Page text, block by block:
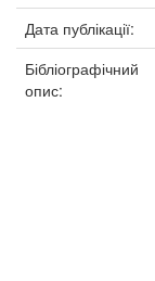
Дата публікації:
Бібліографічний
опис: